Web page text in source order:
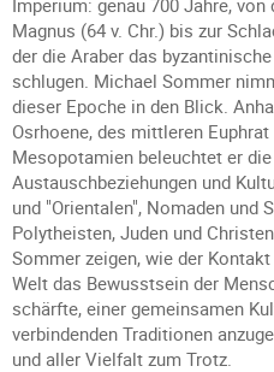
Imperium: genau 700 Jahre,
Magnus (64 v. Chr.) bis zur
der die Araber das
schlugen. Michael Sommer
dieser Epoche in den Blick.
Osrhoene, des mittleren
Mesopotamien beleuchtet er
Austauschbeziehungen und
und "Orientalen", Nomaden und
Polytheisten, Juden und
Sommer zeigen, wie der
Welt das Bewusstsein der
schärfte, einer gemeinsamen
verbindenden Traditionen
und aller Vielfalt zum Trotz.